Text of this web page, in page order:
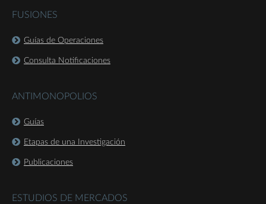
FUSIONES
Guías de Operaciones
Consulta Notificaciones
ANTIMONOPOLIOS
Guías
Etapas de una Investigación
Publicaciones
ESTUDIOS DE MERCADOS